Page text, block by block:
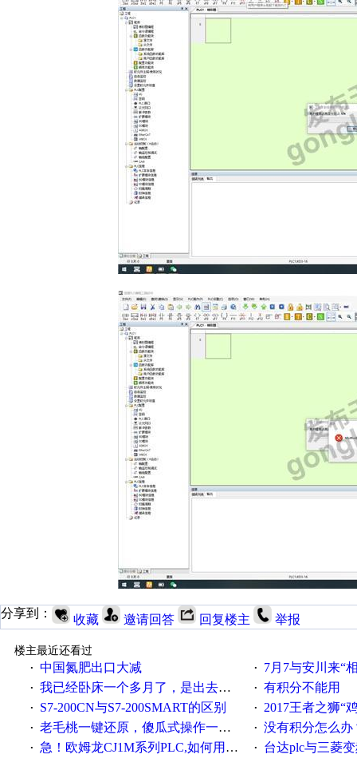
分享到： 收藏 邀请回答 回复楼主 举报
楼主最近还看过
· 中国氮肥出口大减 · 7月7与安川来“
· 我已经卧床一个多月了，是出去安装机械手在高速遭遇车祸所致:大家工作都要特别注意啊 · 有积分不能用
· S7-200CN与S7-200SMART的区别 · 2017王者之狮“鸡”情签到
· 老毛桃一键还原，傻瓜式操作一键轻松备份还原；程序为向导式安装，一键即可实现自动备份或还原系统。 · 没有积分怎么办
· 急！欧姆龙CJ1M系列PLC,如何用时间控制变频器。要求时间在组态王中可以自由输入！拜托各位大神了！ · 台达plc与三菱